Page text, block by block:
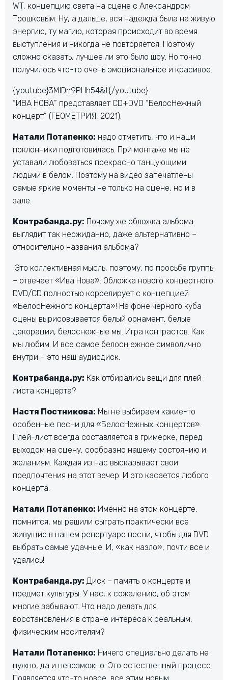
WT, концепцию света на сцене с Александром
Трошковым. Ну, а дальше, вся надежда была на живую
энергию, ту магию, которая происходит во время
выступления и никогда не повторяется. Поэтому
сложно сказать, лучшее ли это было шоу. Но точно
получилось что-то очень эмоциональное и красивое.
{youtube}3MlDn9PHh54&t{/youtube}
“ИВА НОВА” представляет CD+DVD “БелосНежный
концерт” (ГЕОМЕТРИЯ, 2021).
Натали Потапенко: надо отметить, что и наши
поклонники подготовилась. При монтаже мы не
уставали любоваться прекрасно танцующими
людьми в белом. Поэтому на видео запечатлены
самые яркие моменты не только на сцене, но и в
зале.
Контрабанда.ру: Почему же обложка альбома
выглядит так неожиданно, даже альтернативно –
относительно названия альбома?
Это коллективная мысль, поэтому, по просьбе группы
– отвечает «Ива Нова»: Обложка нового концертного
DVD/CD полностью коррелирует с концепцией
«БелосНежного концерта»! На фоне черного куба
сцены вырисовывается белый орнамент, белые
декорации, белоснежные мы. Игра контрастов. Как
мы любим. И все самое белосн ежное символично
внутри – это наш аудиодиск.
Контрабанда.ру: Как отбирались вещи для плей-
листа концерта?
Настя Постникова: Мы не выбираем какие-то
особенные песни для «БелосНежных концертов».
Плей-лист всегда составляется в гримерке, перед
выходом на сцену, сообразно нашему состоянию и
желаниям. Каждая из нас высказывает свои
предпочтения на этот вечер. И это касается любого
концерта.
Натали Потапенко: Именно на этом концерте,
помнится, мы решили сыграть практически все
живущие в нашем репертуаре песни, чтобы для DVD
выбрать самые удачные. И, «как назло», почти все и
удались!
Контрабанда.ру: Диск – память о концерте и
предмет культуры. У нас, к сожалению, об этом
многие забывают. Что надо делать для
восстановления в стране интереса к реальным,
физическим носителям?
Натали Потапенко: Ничего специально делать не
нужно, да и невозможно. Это естественный процесс.